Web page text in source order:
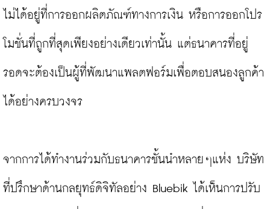
ไม่ได้อยู่ที่การออกผลิตภัณฑ์ทางการเงิน หรือการออกโปร
โมชั่นที่ถูกที่สุดเพียงอย่างเดียวเท่านั้น แต่ธนาคารที่อยู่
รอดจะต้องเป็นผู้ที่พัฒนาแพลตฟอร์มเพื่อตอบสนองลูกค้า
ได้อย่างครบวงจร
จากการได้ทำงานร่วมกับธนาคารชั้นนำหลายๆแห่ง บริษัท
ที่ปรึกษาด้านกลยุทธ์ดิจิทัลอย่าง Bluebik ได้เห็นการปรับ